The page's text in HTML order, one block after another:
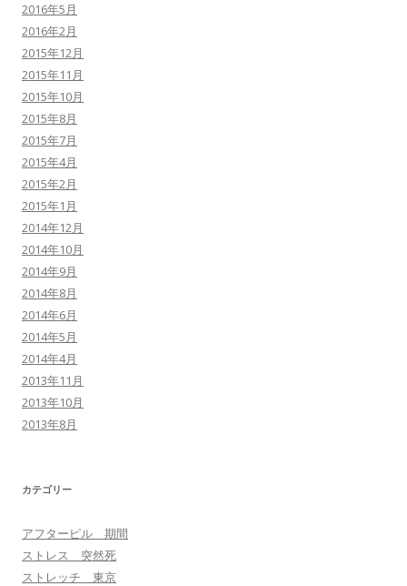
2016年5月
2016年2月
2015年12月
2015年11月
2015年10月
2015年8月
2015年7月
2015年4月
2015年2月
2015年1月
2014年12月
2014年10月
2014年9月
2014年8月
2014年6月
2014年5月
2014年4月
2013年11月
2013年10月
2013年8月
カテゴリー
アフターピル 期間
ストレス 突然死
ストレッチ 東京